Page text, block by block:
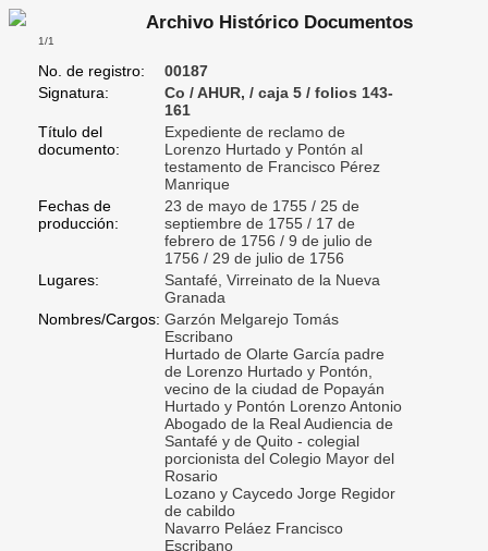
Archivo Histórico Documentos
1/1
No. de registro:
00187
Signatura:
Co / AHUR, / caja 5 / folios 143-
161
Título del
documento:
Expediente de reclamo de
Lorenzo Hurtado y Pontón al
testamento de Francisco Pérez
Manrique
Fechas de
producción:
23 de mayo de 1755 / 25 de
septiembre de 1755 / 17 de
febrero de 1756 / 9 de julio de
1756 / 29 de julio de 1756
Lugares:
Santafé, Virreinato de la Nueva
Granada
Nombres/Cargos: Garzón Melgarejo Tomás
Escribano
Hurtado de Olarte García padre
de Lorenzo Hurtado y Pontón,
vecino de la ciudad de Popayán
Hurtado y Pontón Lorenzo Antonio
Abogado de la Real Audiencia de
Santafé y de Quito - colegial
porcionista del Colegio Mayor del
Rosario
Lozano y Caycedo Jorge Regidor
de cabildo
Navarro Peláez Francisco
Escribano